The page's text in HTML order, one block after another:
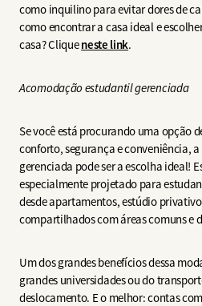
como inquilino para evitar dores de
como encontrar a casa ideal e
casa? Cliqueneste link.
Acomodação estudantil gerenciada
Se você está procurando uma opção
conforto, segurança e conveniência,
gerenciada pode ser a escolha ideal!
especialmente projetado para
desde apartamentos, estúdio
compartilhados com áreas comuns e
Um dos grandes benefícios dessa
grandes universidades ou do
deslocamento. E o melhor: contas